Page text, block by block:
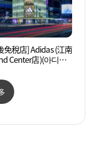
免稅店] Adidas (江南
Center店)(아디다